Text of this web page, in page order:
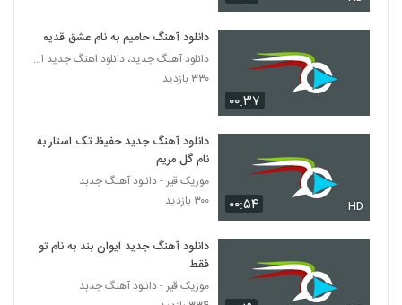
5493
دانلود آهنگ محسن بیگی رسوایی
دانلود آهنگ جدید و زیبای مجتبی مخطط با نام
پریشون
5496
Komeili Baba Karam Novin)
موزیک زیبای عشق تو از آریا آراسته
۰۰:۳۷
دانلود آهنگ حامیم به نام عشق قدیمی
دانلود آهنگ جدید، دانلود اهنگ جدید ایرانی
۳۳۰ بازدید
۰۰:۵۴ HD
دانلود آهنگ جدید حفیظ تک استار به
نام گل مریم
موزیک قیر - دانلود آهنگ جدبد
۳۰۰ بازدید
دانلود آهنگ جدید ایوان بند به نام تو
فقط
موزیک قیر - دانلود آهنگ جدبد